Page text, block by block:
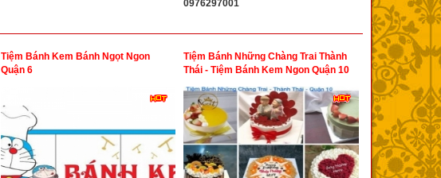
0976297001
Tiệm Bánh Kem Bánh Ngọt Ngon
Quận 6
Tiệm Bánh Những Chàng Trai Thành
Thái - Tiệm Bánh Kem Ngon Quận 10